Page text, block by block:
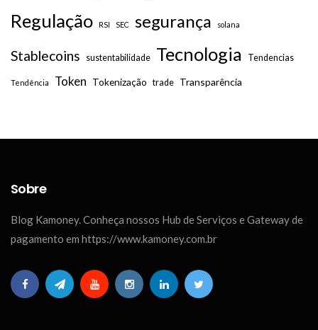
Regulação RSI SEC segurança solana
Stablecoins sustentabilidade Tecnologia Tendencias
Tendência Token Tokenização trade Transparência
Sobre
Blog Kamoney. Conheça nossos Hub de Serviços e Gateway de
pagamento em https://www.kamoney.com.br